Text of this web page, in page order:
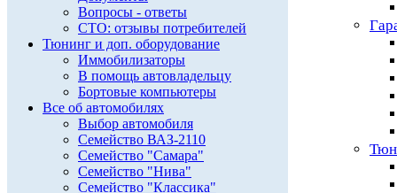
Вопросы - ответы
СТО: отзывы потребителей
Тюнинг и доп. оборудование
Иммобилизаторы
В помощь автовладельцу
Бортовые компьютеры
Все об автомобилях
Выбор автомобиля
Семейство ВАЗ-2110
Семейство "Самара"
Семейство "Нива"
Семейство "Классика"